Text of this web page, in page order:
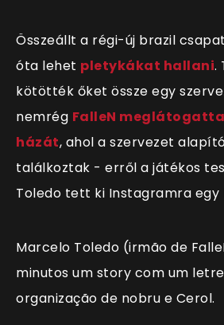
Összeállt a régi-új brazil
óta lehet pletykákat hallani.
kötötték őket össze egy
nemrég FalleN
házát, ahol a szervezet
találkoztak - erről a játékos
Toledo tett ki Instagramra egy
Marcelo Toledo (irmão de
minutos um story com um
organização de nobru e Cerol.